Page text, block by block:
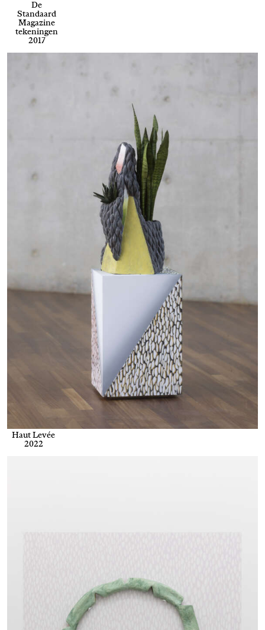
De
Standaard
Magazine
tekeningen
2017
Haut Levée
2022